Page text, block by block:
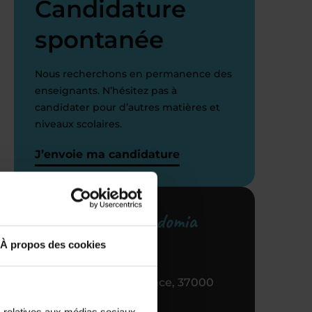
À propos des cookies
Candidature
spontanée
Nous recherchons en permanence des
enseignants. N’hésitez pas à
candidater pour d’autres matières et
niveaux scolaires.
J’envoie ma candidature
Votre centre Acadomia
référent
13 PL de la Resistance, 37000